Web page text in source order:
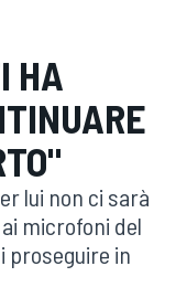
HA
lui non ci sarà
microfoni del
proseguire in